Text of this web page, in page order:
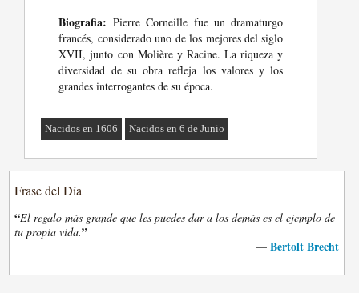
Biografia: Pierre Corneille fue un dramaturgo
francés, considerado uno de los mejores del siglo
XVII, junto con Molière y Racine. La riqueza y
diversidad de su obra refleja los valores y los
grandes interrogantes de su época.
Nacidos en 1606 Nacidos en 6 de Junio
Frase del Día
“El regalo más grande que les puedes dar a los demás es el ejemplo de
tu propia vida.”
— Bertolt Brecht